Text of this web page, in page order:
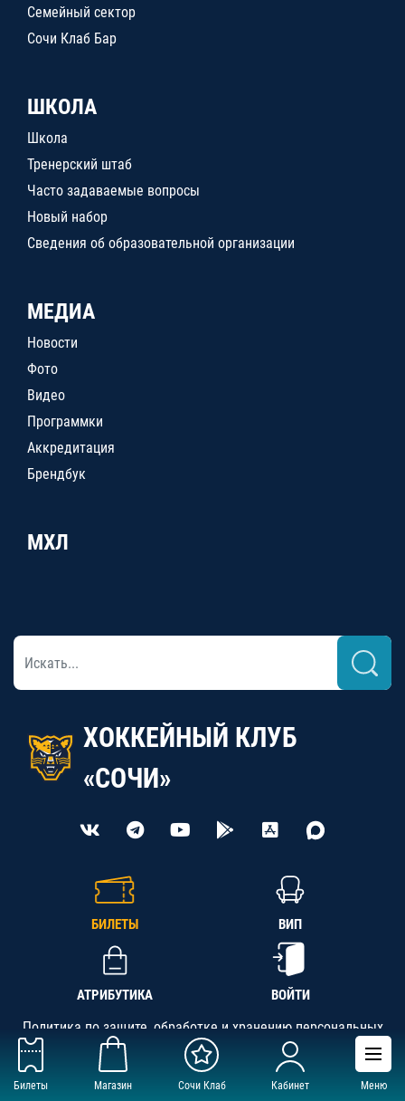
Билеты Магазин Сочи Клаб Кабинет Меню
Семейный сектор
Сочи Клаб Бар
ШКОЛА
Школа
Тренерский штаб
Часто задаваемые вопросы
Новый набор
Сведения об образовательной организации
МЕДИА
Новости
Фото
Видео
Программки
Аккредитация
Брендбук
МХЛ
ХОККЕЙНЫЙ КЛУБ
«СОЧИ»
БИЛЕТЫ ВИП
АТРИБУТИКА ВОЙТИ
Политика по защите, обработке и хранению персональных
данных
АНО «СК «Кубань-Регион», ОГРН 1142300002349,